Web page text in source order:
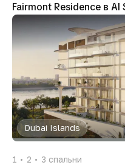
Fairmont Residence в Al
Dubai Islands
1 2 3 спальни